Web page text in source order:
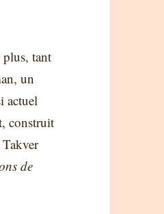
plus, tant
un
actuel
construit
de